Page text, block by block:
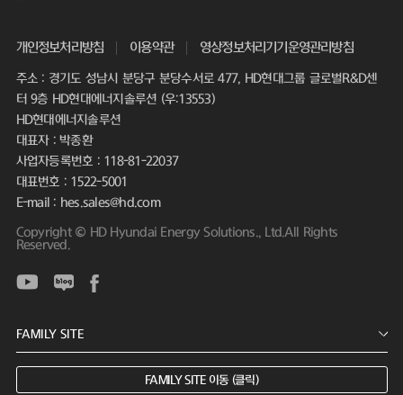
개인정보처리방침 이용약관 영상정보처리기기운영관리방침
주소 : 경기도 성남시 분당구 분당수서로 477, HD현대그룹 글로벌R&D센
터 9층 HD현대에너지솔루션 (우:13553)
HD현대에너지솔루션
대표자 : 박종환
사업자등록번호 : 118-81-22037
대표번호 : 1522-5001
E-mail : hes.sales@hd.com
Copyright © HD Hyundai Energy Solutions., Ltd.All Rights
Reserved.
FAMILY SITE 이동 (클릭)